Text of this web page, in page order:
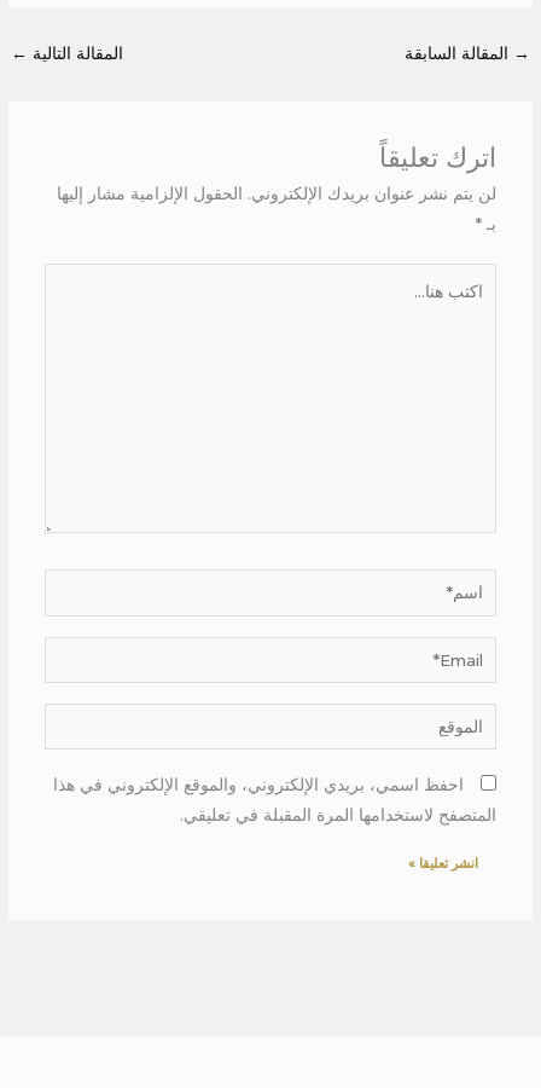
→ المقالة السابقة المقالة التالية ←
اترك تعليقاً
لن يتم نشر عنوان بريدك الإلكتروني. الحقول الإلزامية مشار إليها
بـ *
اسم*
Email*
الموقع
احفظ اسمي، بريدي الإلكتروني، والموقع الإلكتروني في هذا
المتصفح لاستخدامها المرة المقبلة في تعليقي.